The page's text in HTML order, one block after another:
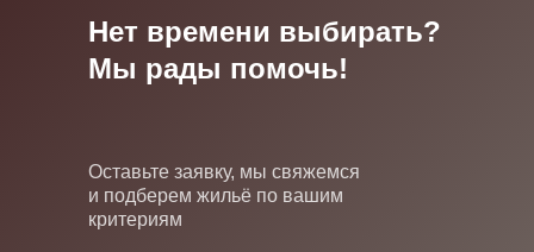
Нет времени выбирать?
Мы рады помочь!
Оставьте заявку, мы свяжемся
и подберем жильё по вашим
критериям